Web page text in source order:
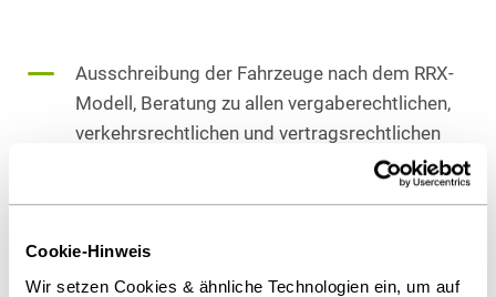
Cookie-Hinweis
Wir setzen Cookies & ähnliche Technologien ein, um auf
Ausschreibung der Fahrzeuge nach dem RRX-
Modell, Beratung zu allen vergaberechtlichen,
verkehrsrechtlichen und vertragsrechtlichen
Ansprechpartner